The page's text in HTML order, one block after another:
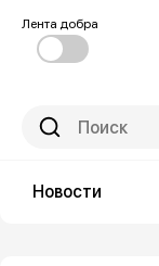
Лента добра
Новости